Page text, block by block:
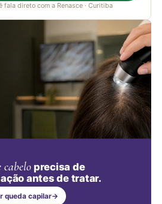
fala direto com a Renasce · Curitiba
cabelo precisa de
antes de tratar.
queda capilar→